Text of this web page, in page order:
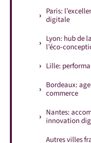
Paris:
digitale
Lyon: hub de
l’éco-
Lille:
Bordeaux:
commerce
Nantes:
innovation
Autres villes